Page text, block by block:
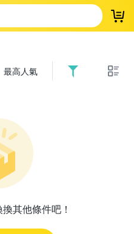
登
最高人氣
其他條件吧！